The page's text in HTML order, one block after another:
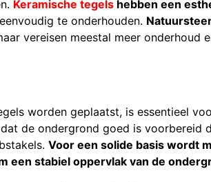
Keramische tegels hebben een
te onderhouden.
vereisen meestal meer onderhoud
worden geplaatst, is essentieel
de ondergrond goed is voorbereid
Voor een solide basis wordt
een stabiel oppervlak van de